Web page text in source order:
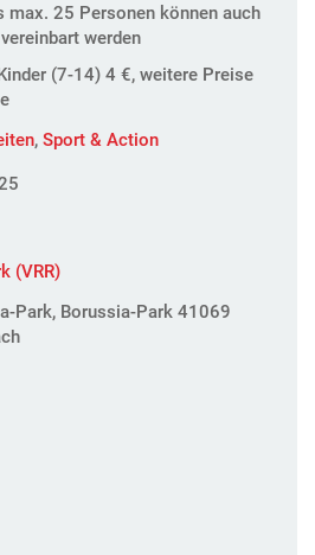
max. 25 Personen können auch
werden
(7-14) 4 €, weitere Preise
, Sport & Action
(VRR)
Park, Borussia-Park 41069